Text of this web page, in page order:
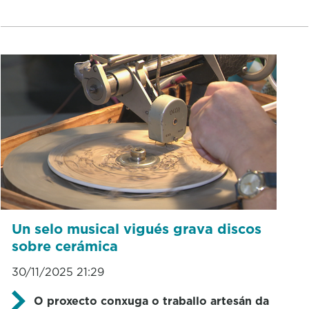
Un selo musical vigués grava discos
sobre cerámica
30/11/2025 21:29
O proxecto conxuga o traballo artesán da